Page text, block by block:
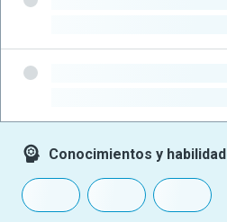
Conocimientos y